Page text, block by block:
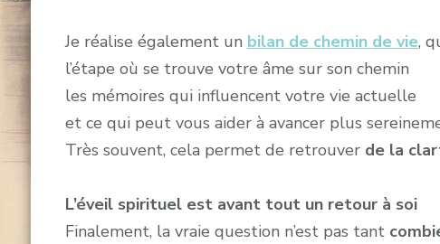
Je réalise également un bilan de chemin de vie,
l’étape où se trouve votre âme sur son chemin
les mémoires qui influencent votre vie actuelle
et ce qui peut vous aider à avancer plus
Très souvent, cela permet de retrouver de la
L’éveil spirituel est avant tout un retour à soi
Finalement, la vraie question n’est pas tant